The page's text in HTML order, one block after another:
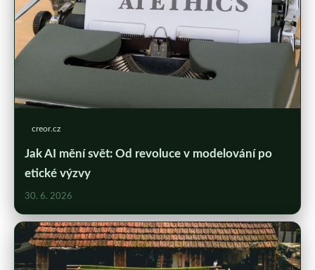
creor.cz
Jak AI mění svět: Od revoluce v modelování po
etické výzvy
30. 6. 2026